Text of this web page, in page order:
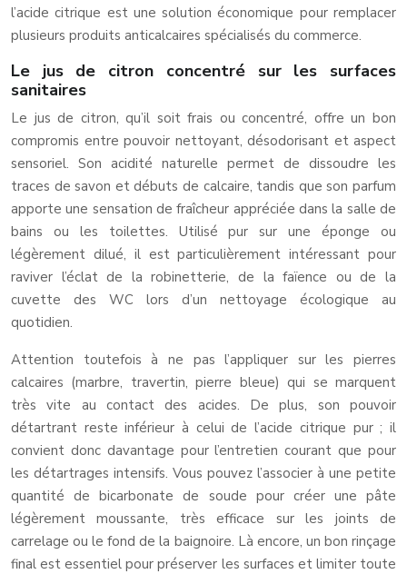
l’acide citrique est une solution économique pour remplacer
plusieurs produits anticalcaires spécialisés du commerce.
Le jus de citron concentré sur les surfaces
sanitaires
Le jus de citron, qu’il soit frais ou concentré, offre un bon
compromis entre pouvoir nettoyant, désodorisant et aspect
sensoriel. Son acidité naturelle permet de dissoudre les
traces de savon et débuts de calcaire, tandis que son parfum
apporte une sensation de fraîcheur appréciée dans la salle de
bains ou les toilettes. Utilisé pur sur une éponge ou
légèrement dilué, il est particulièrement intéressant pour
raviver l’éclat de la robinetterie, de la faïence ou de la
cuvette des WC lors d’un nettoyage écologique au
quotidien.
Attention toutefois à ne pas l’appliquer sur les pierres
calcaires (marbre, travertin, pierre bleue) qui se marquent
très vite au contact des acides. De plus, son pouvoir
détartrant reste inférieur à celui de l’acide citrique pur ; il
convient donc davantage pour l’entretien courant que pour
les détartrages intensifs. Vous pouvez l’associer à une petite
quantité de bicarbonate de soude pour créer une pâte
légèrement moussante, très efficace sur les joints de
carrelage ou le fond de la baignoire. Là encore, un bon rinçage
final est essentiel pour préserver les surfaces et limiter toute